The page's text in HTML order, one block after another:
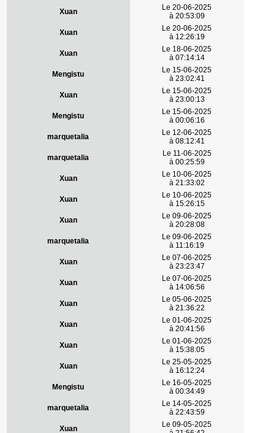
Xuan
Le 20-06-2025
à 20:53:09
Xuan
Le 20-06-2025
à 12:26:19
Xuan
Le 18-06-2025
à 07:14:14
Mengistu
Le 15-06-2025
à 23:02:41
Xuan
Le 15-06-2025
à 23:00:13
Mengistu
Le 15-06-2025
à 00:06:16
marquetalia
Le 12-06-2025
à 08:12:41
marquetalia
Le 11-06-2025
à 00:25:59
Xuan
Le 10-06-2025
à 21:33:02
Xuan
Le 10-06-2025
à 15:26:15
Xuan
Le 09-06-2025
à 20:28:08
marquetalia
Le 09-06-2025
à 11:16:19
Xuan
Le 07-06-2025
à 23:23:47
Xuan
Le 07-06-2025
à 14:06:56
Xuan
Le 05-06-2025
à 21:36:22
Xuan
Le 01-06-2025
à 20:41:56
Xuan
Le 01-06-2025
à 15:38:05
Xuan
Le 25-05-2025
à 16:12:24
Mengistu
Le 16-05-2025
à 00:34:49
marquetalia
Le 14-05-2025
à 22:43:59
Xuan
Le 09-05-2025